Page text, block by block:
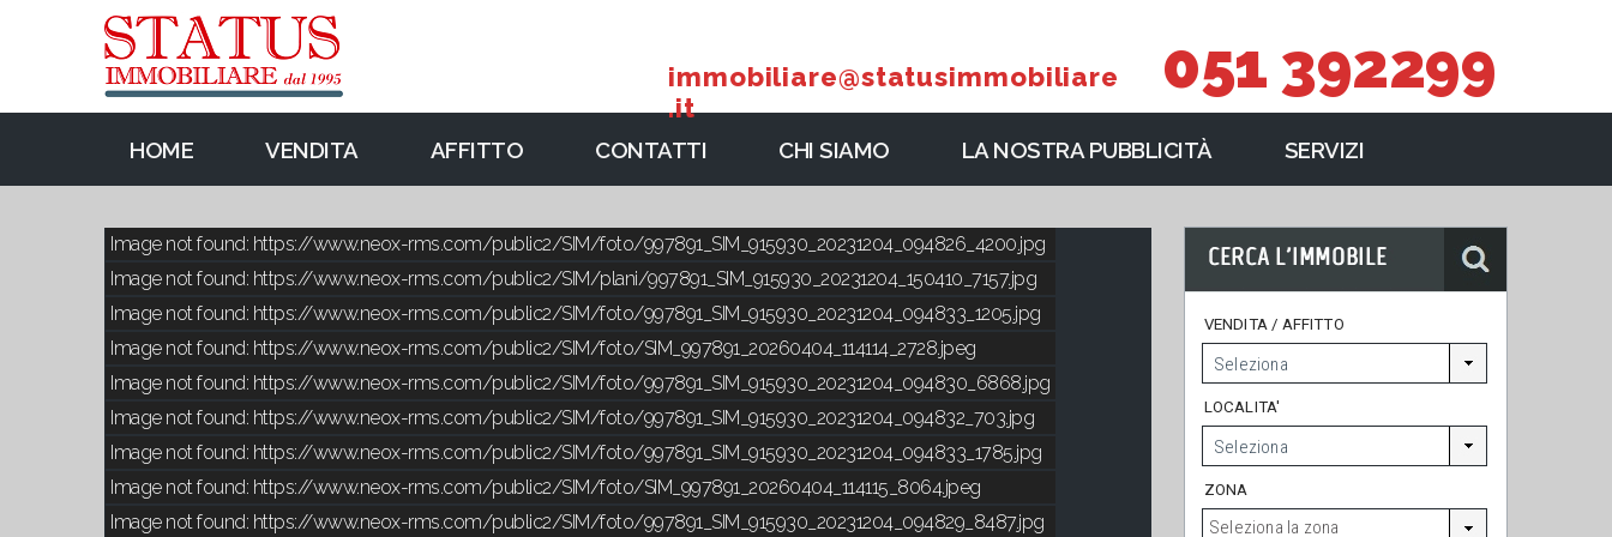
VENDITA / AFFITTO
LOCALITA'
ZONA
Seleziona la zona
Image not found: https://www.neox-rms.com/public2/SIM/foto/997891_SIM_915930_20231204_094826_4200.jpg
Image not found: https://www.neox-rms.com/public2/SIM/plani/997891_SIM_915930_20231204_150410_7157.jpg
Image not found: https://www.neox-rms.com/public2/SIM/foto/997891_SIM_915930_20231204_094833_1205.jpg
Image not found: https://www.neox-rms.com/public2/SIM/foto/SIM_997891_20260404_114114_2728.jpeg
Image not found: https://www.neox-rms.com/public2/SIM/foto/997891_SIM_915930_20231204_094830_6868.jpg
Image not found: https://www.neox-rms.com/public2/SIM/foto/997891_SIM_915930_20231204_094832_703.jpg
Image not found: https://www.neox-rms.com/public2/SIM/foto/997891_SIM_915930_20231204_094833_1785.jpg
Image not found: https://www.neox-rms.com/public2/SIM/foto/SIM_997891_20260404_114115_8064.jpeg
Image not found: https://www.neox-rms.com/public2/SIM/foto/997891_SIM_915930_20231204_094829_8487.jpg
HOME VENDITA AFFITTO CONTATTI CHI SIAMO LA NOSTRA PUBBLICITÀ SERVIZI
immobiliare@statusimmobiliare
.it
051 392299